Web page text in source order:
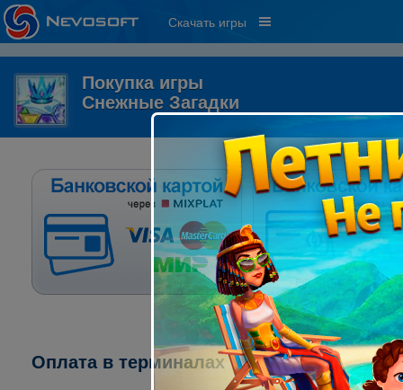
Скачать игры
Покупка игры
Снежные Загадки
Оплата в терминалах "ПСКБ":